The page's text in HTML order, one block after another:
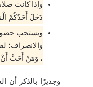
وإذا كانت
دَخَلَ أَحَدُكُمْ
ويستحب حضور
والانصراف؛
، وَمَنْ أَحَبَّ
وجديرًا بالذكر أن